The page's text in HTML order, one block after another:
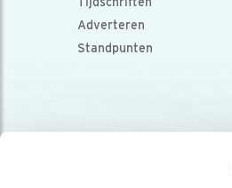
Adverteren
Standpunten